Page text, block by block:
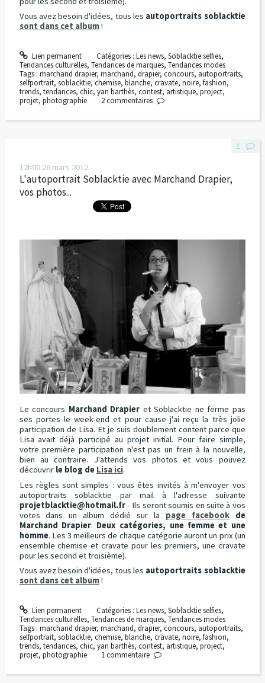
Vous avez besoin d'idées, tous les autoportraits soblacktie
sont dans cet album!
Lien permanent Catégories : Les news, Soblacktie selfies,
Tendances culturelles, Tendances de marques, Tendances modes
Tags : marchand drapier, marchand, drapier, concours, autoportraits,
selfportrait, soblacktie, chemise, blanche, cravate, noire, fashion,
trends, tendances, chic, yan barthès, contest, artistique, project,
projet, photographie 2commentaires
12h00 26 mars 2012
L'autoportrait Soblacktie avec Marchand Drapier,
vos photos...
Le concours Marchand Drapier et Soblacktie ne ferme pas
ses portes le week-end et pour cause j'ai reçu la très jolie
participation de Lisa. Et je suis doublement content parce que
Lisa avait déjà participé au projet initial. Pour faire simple,
votre première participation n'est pas un frein à la nouvelle,
bien au contraire. J'attends vos photos et vous pouvez
découvrir le blog de Lisa ici.
Les règles sont simples : vous êtes invités à m'envoyer vos
autoportraits soblacktie par mail à l'adresse suivante
projetblacktie@hotmail.fr- Ils seront soumis en suite à vos
votes dans un album dédié sur la page facebookde
Marchand Drapier. Deux catégories, une femme et une
homme. Les 3 meilleurs de chaque catégorie auront un prix (un
ensemble chemise et cravate pour les premiers, une cravate
pour les second et troisième).
Vous avez besoin d'idées, tous les autoportraits soblacktie
sont dans cet album!
Lien permanent Catégories : Les news, Soblacktie selfies,
Tendances culturelles, Tendances de marques, Tendances modes
Tags : marchand drapier, marchand, drapier, concours, autoportraits,
selfportrait, soblacktie, chemise, blanche, cravate, noire, fashion,
trends, tendances, chic, yan barthès, contest, artistique, project,
projet, photographie
1
1commentaire